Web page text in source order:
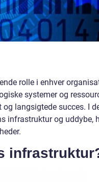
rolle i enhver
systemer og
langsigtede succes. I
infrastruktur og uddybe,